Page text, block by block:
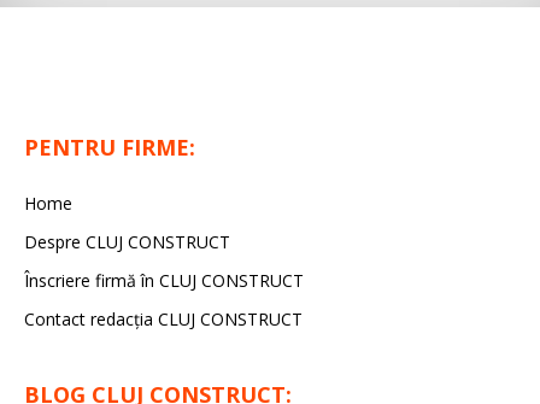
PENTRU FIRME:
Home
Despre CLUJ CONSTRUCT
Înscriere firmă în CLUJ CONSTRUCT
Contact redacția CLUJ CONSTRUCT
BLOG CLUJ CONSTRUCT: